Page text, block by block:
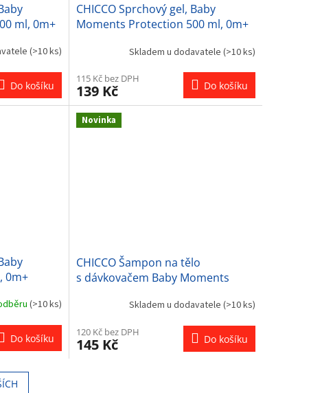
ml, 0m+
(>10 ks)
Do košíku
CHICCO Sprchový gel, Baby
Moments Protection 500 ml, 0m+
Skladem u dodavatele (>10 ks)
115 Kč bez DPH
139 Kč Do košíku
0m+
(>10 ks)
Do košíku
Novinka
CHICCO Šampon na tělo
s dávkovačem Baby Moments
Skladem u dodavatele (>10 ks)
120 Kč bez DPH
145 Kč Do košíku